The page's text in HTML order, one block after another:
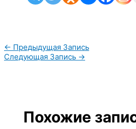
← Предыдущая Запись
Следующая Запись →
Похожие